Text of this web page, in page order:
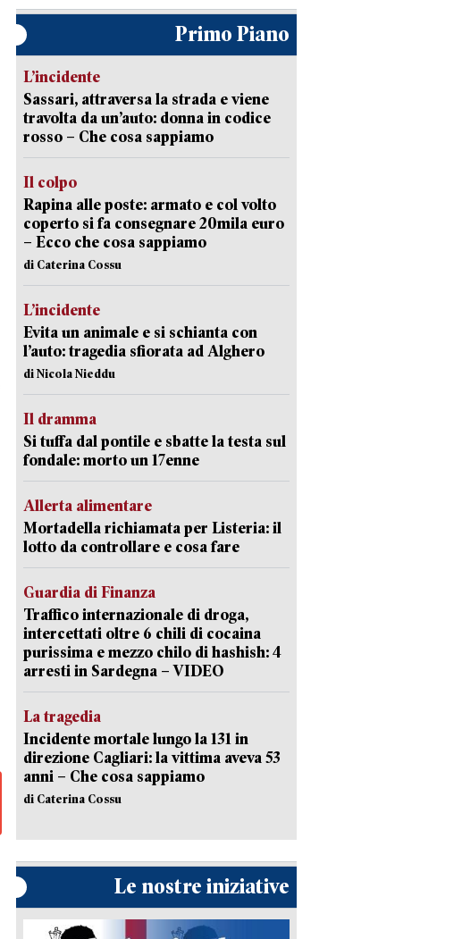
Primo Piano
L’incidente
Sassari, attraversa la strada e viene
travolta da un’auto: donna in codice
rosso – Che cosa sappiamo
Il colpo
Rapina alle poste: armato e col volto
coperto si fa consegnare 20mila euro
– Ecco che cosa sappiamo
di Caterina Cossu
L’incidente
Evita un animale e si schianta con
l’auto: tragedia sfiorata ad Alghero
di Nicola Nieddu
Il dramma
Si tuffa dal pontile e sbatte la testa sul
fondale: morto un 17enne
Allerta alimentare
Mortadella richiamata per Listeria: il
lotto da controllare e cosa fare
Guardia di Finanza
Traffico internazionale di droga,
intercettati oltre 6 chili di cocaina
purissima e mezzo chilo di hashish: 4
arresti in Sardegna – VIDEO
La tragedia
Incidente mortale lungo la 131 in
direzione Cagliari: la vittima aveva 53
anni – Che cosa sappiamo
di Caterina Cossu
Le nostre iniziative